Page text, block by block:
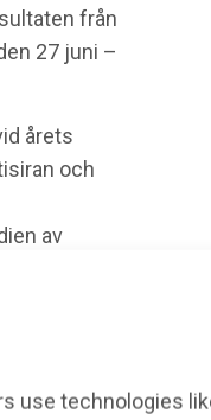
use technologies
från
27 juni –
årets
och
av
efter
attraktiv
han.